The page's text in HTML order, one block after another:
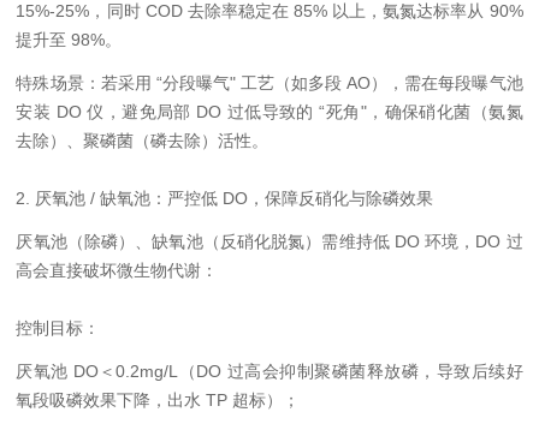
15%-25%，同时 COD 去除率稳定在 85% 以上，氨氮达标率从 90%
提升至 98%。
特殊场景：若采用 “分段曝气" 工艺（如多段 AO），需在每段曝气池
安装 DO 仪，避免局部 DO 过低导致的 “死角"，确保硝化菌（氨氮
去除）、聚磷菌（磷去除）活性。
2. 厌氧池 / 缺氧池：严控低 DO，保障反硝化与除磷效果
厌氧池（除磷）、缺氧池（反硝化脱氮）需维持低 DO 环境，DO 过
高会直接破坏微生物代谢：
控制目标：
厌氧池 DO＜0.2mg/L（DO 过高会抑制聚磷菌释放磷，导致后续好
氧段吸磷效果下降，出水 TP 超标）；